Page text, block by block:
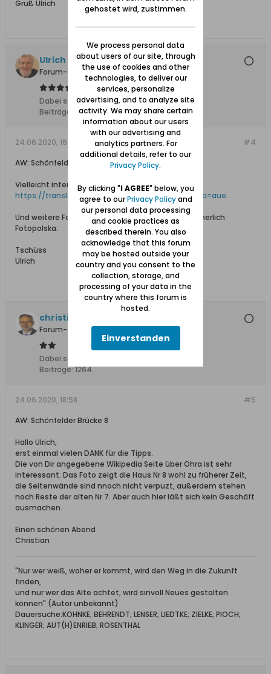
Gruß Ulrich
Ulrich 31
Forum-Teilnehmer
Dabei seit:04.11.2011
Beiträge:
8612
#4
24.06.2020, 16:19
AW: Schönfelder Brücke 8
Vielleicht interessiert das noch: >
https://translate.google.com/transla...search&pto=aue.
Und weitere Fotos von früher und heute liefert sicherlich
Fotopolska.
Tschüss
Ulrich
christian65201
Forum-Teilnehmer
Dabei seit:
Beiträge:1264
#5
24.06.2020, 18:58
AW: Schönfelder Brücke 8
Hallo Ulrich,
erst einmal vielen DANK für die Tipps.
Die von Dir angegebene Wikipedia Seite über Ohra ist sehr
interessant. Das Foto zeigt die Haus Nr 8 wohl zu früherer Zeit,
die Seitenwände sind nnoch nicht verpuzt, außerdem stehen
noch Reste der alten Nr 7. Aber auch hier läßt sich kein Geschäft
ausmachen.
Einen schönen Abend
Christian
"Nur wer weiß, woher er kommt, wird den Weg in die Zukunft
finden,
und nur wer das Alte achtet, wird sinvoll Neues gestalten
können" (Autor unbekannt)
Dauersuche:KOHNKE; BEHRENDT; LENSER; LIEDTKE; ZIELKE; PIOCH;
KLINGER; AUT(H)ENRIEB; ROSENTHAL
gehostet wird, zustimmen.
We process personal data
about users of our site, through
the use of cookies and other
technologies, to deliver our
services, personalize
advertising, and to analyze site
activity. We may share certain
information about our users
with our advertising and
analytics partners. For
additional details, refer to our
Privacy Policy.
By clicking "I AGREE" below, you
agree to ourPrivacy Policyand
our personal data processing
and cookie practices as
described therein. You also
acknowledge that this forum
may be hosted outside your
country and you consent to the
collection, storage, and
processing of your data in the
country where this forum is
hosted.
Einverstanden